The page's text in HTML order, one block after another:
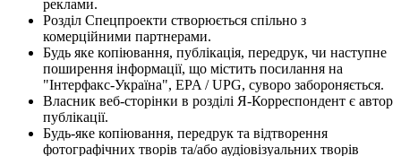
реклами.
Розділ Спецпроекти створюється спільно з
комерційними партнерами.
Будь яке копіювання, публікація, передрук, чи наступне
поширення інформації, що містить посилання на
"Інтерфакс-Україна", EPA / UPG, суворо забороняється.
Власник веб-сторінки в розділі Я-Корреспондент є автор
публікації.
Будь-яке копіювання, передрук та відтворення
фотографічних творів та/або аудіовізуальних творів